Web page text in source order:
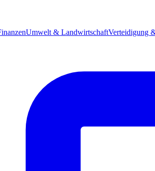
Umwelt & LandwirtschaftVerteidigung